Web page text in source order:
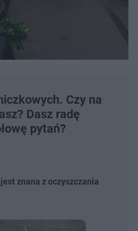
Czy na
Dasz radę
pytań?
znana z oczyszczania